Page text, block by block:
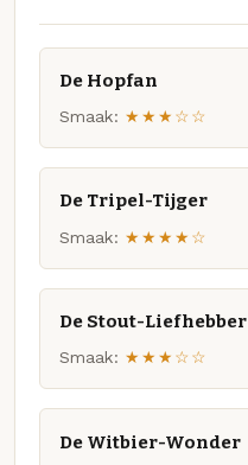
De Hopfan
Smaak: ★★★☆☆
De Tripel-Tijger
Smaak: ★★★★☆
De Stout-Liefhebber
Smaak: ★★★☆☆
De Witbier-Wonder